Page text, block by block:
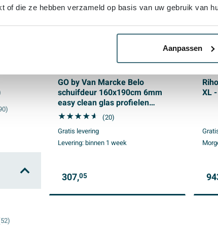
of die ze hebben verzameld op basis van uw gebruik van
Aanpassen
GO by Van Marcke Belo
schuifdeur 160x190cm 6mm
easy clean glas profielen
aluminium verchroomd
regelbaar 1560-1610mm
(20)
Gratis levering
Levering:binnen 1 week
307,05
XL